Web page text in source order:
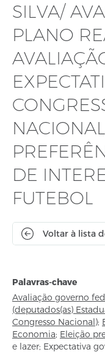
SILVA/
PLANO
DE
FUTEBOL
Voltar à lista
Palavras-chave
Avaliação governo
(deputados(as)
Congresso Nacional);
Economia; Eleição
e lazer; Expectativa